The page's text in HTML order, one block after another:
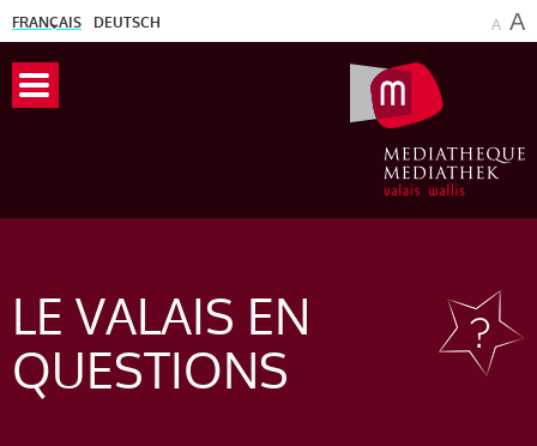
FRANÇAIS DEUTSCH A A
LE VALAIS EN
QUESTIONS